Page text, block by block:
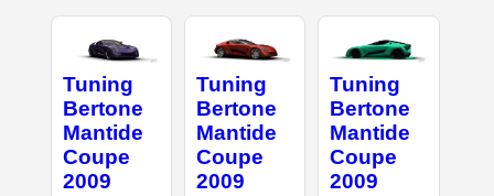
Tuning
Bertone
Mantide
Coupe
2009
Tuning
Bertone
Mantide
Coupe
2009
Tuning
Bertone
Mantide
Coupe
2009